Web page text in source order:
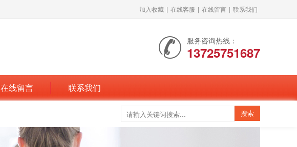
加入收藏 | 在线客服 | 在线留言 | 联系我们
服务咨询热线：
13725751687
在线留言 联系我们